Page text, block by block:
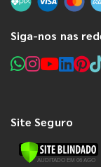
Siga-nos nas
Site Seguro